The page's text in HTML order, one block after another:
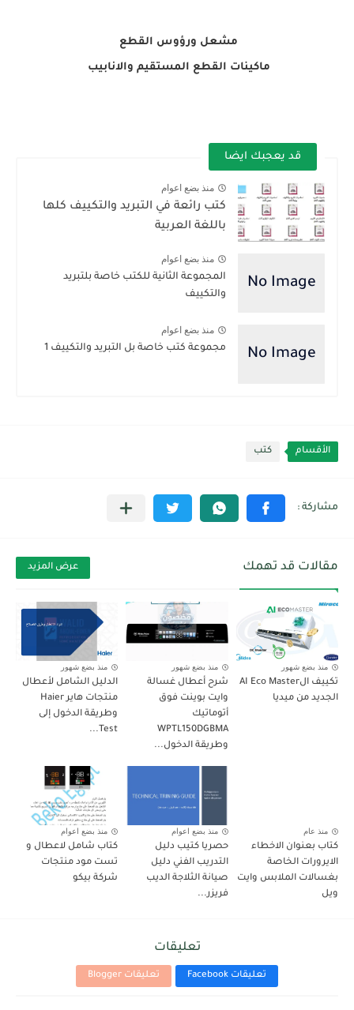
مشعل ورؤوس القطع
ماكينات القطع المستقيم والانابيب
قد يعجبك ايضا
منذ بضع اعوام
كتب رائعة في التبريد والتكييف كلها
باللغة العربية
منذ بضع اعوام
المجموعة الثانية للكتب خاصة بلتبريد
والتكييف
منذ بضع اعوام
مجموعة كتب خاصة بل التبريد والتكييف 1
الأقسام كتب
مقالات قد تهمك عرض المزيد
منذ بضع شهور
تكييف الAI Eco Master
الجديد من ميديا
منذ بضع شهور
شرح أعطال غسالة
وايت بوينت فوق
أتوماتيك
WPTL150DGBMA
وطريقة الدخول...
منذ بضع شهور
الدليل الشامل لأعطال
منتجات هاير Haier
وطريقة الدخول إلى
Test...
منذ عام
كتاب بعنوان الاخطاء
الايرورات الخاصة
بغسالات الملابس وايت
ويل
منذ بضع اعوام
حصريا كتيب دليل
التدريب الفني دليل
صيانة الثلاجة الديب
فريزر...
منذ بضع اعوام
كتاب شامل لاعطال و
تست مود منتجات
شركة بيكو
تعليقات
تعليقات Facebook تعليقات Blogger